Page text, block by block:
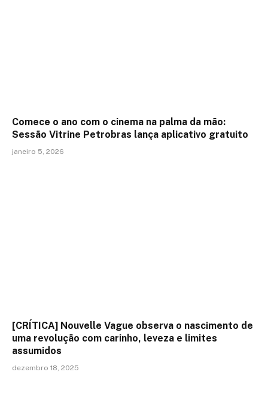
Comece o ano com o cinema na palma da mão:
Sessão Vitrine Petrobras lança aplicativo gratuito
janeiro 5, 2026
[CRÍTICA] Nouvelle Vague observa o nascimento de
uma revolução com carinho, leveza e limites
assumidos
dezembro 18, 2025